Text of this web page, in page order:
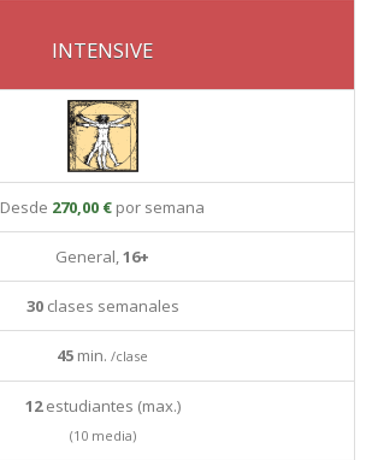
INTENSIVE
Desde 270,00 € por semana
General,16+
30clases semanales
45 min. /clase
12estudiantes (max.)
(10 media)